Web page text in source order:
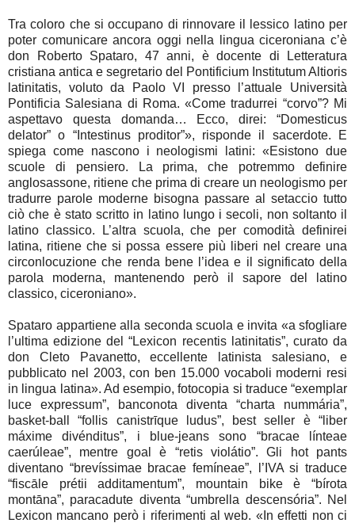
Tra coloro che si occupano di rinnovare il lessico latino per
poter comunicare ancora oggi nella lingua ciceroniana c’è
don Roberto Spataro, 47 anni, è docente di Letteratura
cristiana antica e segretario del Pontificium Institutum Altioris
latinitatis, voluto da Paolo VI presso l’attuale Università
Pontificia Salesiana di Roma. «Come tradurrei “corvo”? Mi
aspettavo questa domanda… Ecco, direi: “Domesticus
delator” o “Intestinus proditor”», risponde il sacerdote. E
spiega come nascono i neologismi latini: «Esistono due
scuole di pensiero. La prima, che potremmo definire
anglosassone, ritiene che prima di creare un neologismo per
tradurre parole moderne bisogna passare al setaccio tutto
ciò che è stato scritto in latino lungo i secoli, non soltanto il
latino classico. L’altra scuola, che per comodità definirei
latina, ritiene che si possa essere più liberi nel creare una
circonlocuzione che renda bene l’idea e il significato della
parola moderna, mantenendo però il sapore del latino
classico, ciceroniano».
Spataro appartiene alla seconda scuola e invita «a sfogliare
l’ultima edizione del “Lexicon recentis latinitatis”, curato da
don Cleto Pavanetto, eccellente latinista salesiano, e
pubblicato nel 2003, con ben 15.000 vocaboli moderni resi
in lingua latina». Ad esempio, fotocopia si traduce “exemplar
luce expressum”, banconota diventa “charta nummária”,
basket-ball “follis canistrīque ludus”, best seller è “liber
máxime divénditus”, i blue-jeans sono “bracae línteae
caerúleae”, mentre goal è “retis violátio”. Gli hot pants
diventano “brevíssimae bracae femíneae”, l’IVA si traduce
“fiscāle prétii additamentum”, mountain bike è “bírota
montāna”, paracadute diventa “umbrella descensória”. Nel
Lexicon mancano però i riferimenti al web. «In effetti non ci